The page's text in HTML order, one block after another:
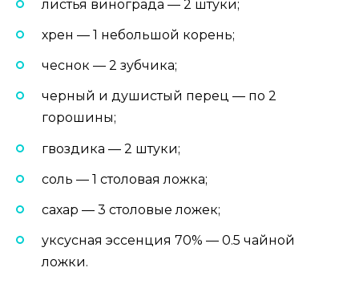
листья винограда — 2 штуки;
хрен — 1 небольшой корень;
чеснок — 2 зубчика;
черный и душистый перец — по 2
горошины;
гвоздика — 2 штуки;
соль — 1 столовая ложка;
сахар — 3 столовые ложек;
уксусная эссенция 70% — 0.5 чайной
ложки.